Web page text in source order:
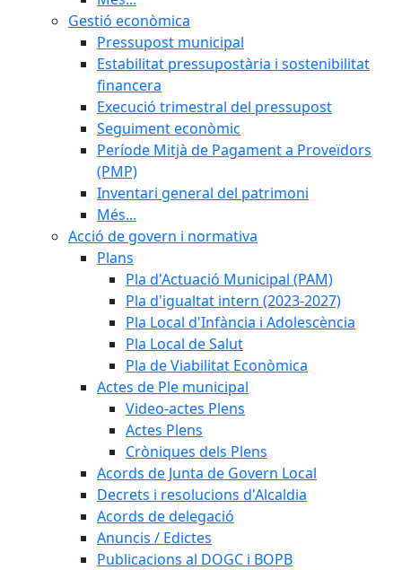
Gestió econòmica
Pressupost municipal
Estabilitat pressupostària i sostenibilitat
financera
Execució trimestral del pressupost
Seguiment econòmic
Període Mitjà de Pagament a Proveïdors
(PMP)
Inventari general del patrimoni
Més...
Acció de govern i normativa
Plans
Pla d'Actuació Municipal (PAM)
Pla d'igualtat intern (2023-2027)
Pla Local d'Infància i Adolescència
Pla Local de Salut
Pla de Viabilitat Econòmica
Actes de Ple municipal
Video-actes Plens
Actes Plens
Cròniques dels Plens
Acords de Junta de Govern Local
Decrets i resolucions d'Alcaldia
Acords de delegació
Anuncis / Edictes
Publicacions al DOGC i BOPB